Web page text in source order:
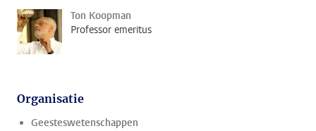
Ton Koopman
Professor emeritus
Organisatie
Geesteswetenschappen